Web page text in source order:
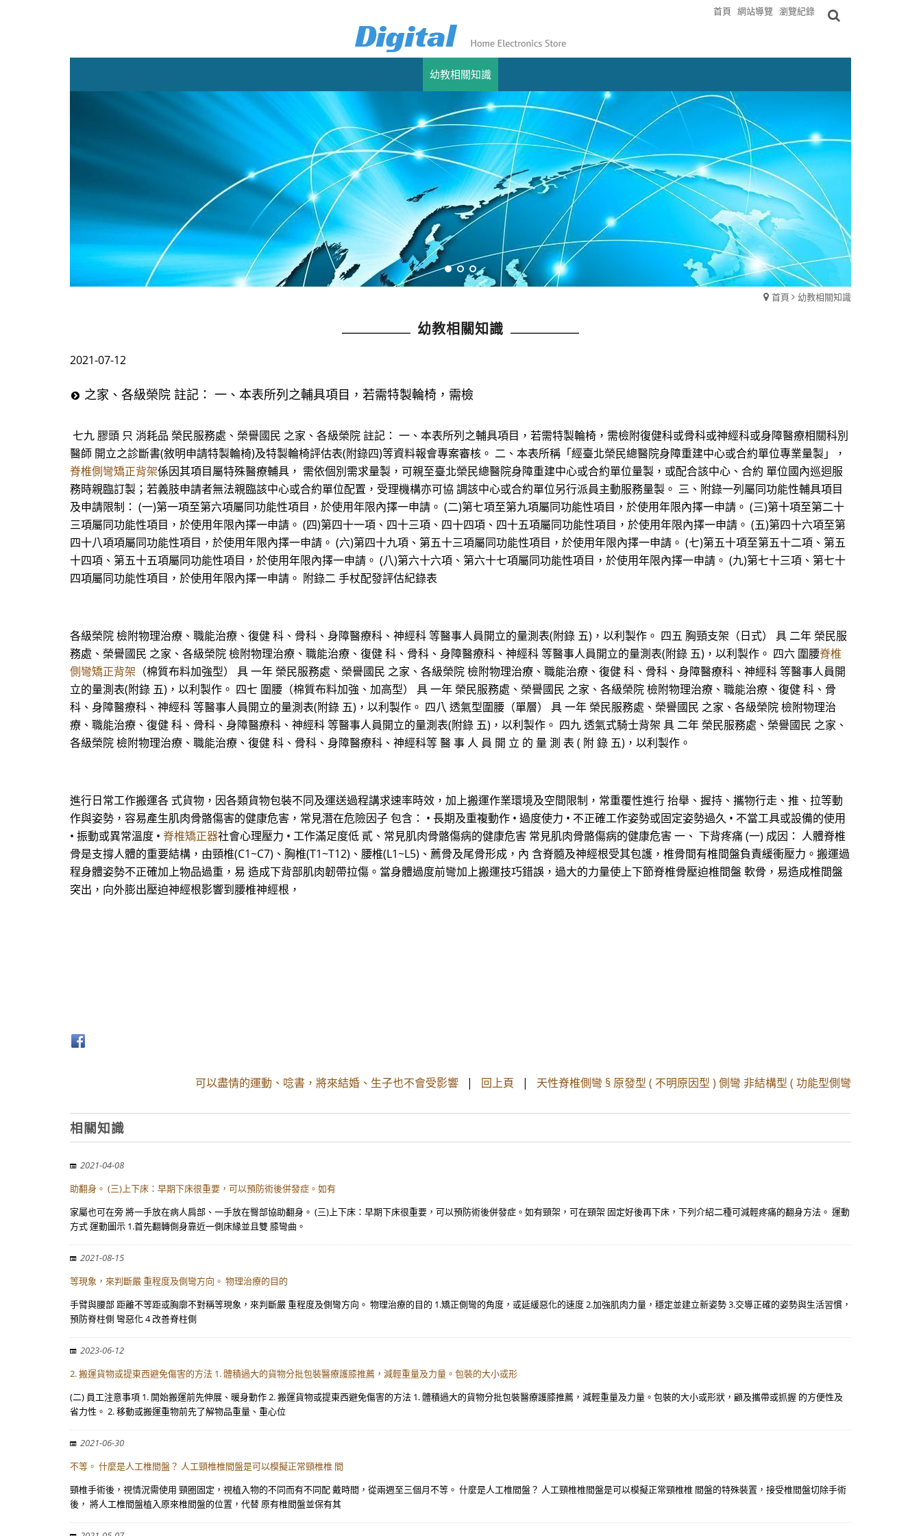
首頁 網站導覽 瀏覽紀錄
幼教相關知識
首頁 幼教相關知識
幼教相關知識
2021-07-12
之家、各級榮院 註記： 一、本表所列之輔具項目，若需特製輪椅，需檢
七九 膠頭 只 消耗品 榮民服務處、榮譽國民 之家、各級榮院 註記： 一、本表所列之輔具項目，若需特製輪椅，需檢附復健科或骨科或神經科或身障醫療相關科別
醫師 開立之診斷書(敘明申請特製輪椅)及特製輪椅評估表(附錄四)等資料報會專案審核。 二、本表所稱「經臺北榮民總醫院身障重建中心或合約單位專業量製」，
脊椎側彎矯正背架係因其項目屬特殊醫療輔具， 需依個別需求量製，可親至臺北榮民總醫院身障重建中心或合約單位量製，或配合該中心、合約 單位國內巡迴服
務時親臨訂製；若義肢申請者無法親臨該中心或合約單位配置，受理機構亦可協 調該中心或合約單位另行派員主動服務量製。 三、附錄一列屬同功能性輔具項目
及申請限制： (一)第一項至第六項屬同功能性項目，於使用年限內擇一申請。 (二)第七項至第九項屬同功能性項目，於使用年限內擇一申請。 (三)第十項至第二十
三項屬同功能性項目，於使用年限內擇一申請。 (四)第四十一項、四十三項、四十四項、四十五項屬同功能性項目，於使用年限內擇一申請。 (五)第四十六項至第
四十八項項屬同功能性項目，於使用年限內擇一申請。 (六)第四十九項、第五十三項屬同功能性項目，於使用年限內擇一申請。 (七)第五十項至第五十二項、第五
十四項、第五十五項屬同功能性項目，於使用年限內擇一申請。 (八)第六十六項、第六十七項屬同功能性項目，於使用年限內擇一申請。 (九)第七十三項、第七十
四項屬同功能性項目，於使用年限內擇一申請。 附錄二 手杖配發評估紀錄表
各級榮院 檢附物理治療、職能治療、復健 科、骨科、身障醫療科、神經科 等醫事人員開立的量測表(附錄 五)，以利製作。 四五 胸頸支架（日式） 具 二年 榮民服
務處、榮譽國民 之家、各級榮院 檢附物理治療、職能治療、復健 科、骨科、身障醫療科、神經科 等醫事人員開立的量測表(附錄 五)，以利製作。 四六 圍腰脊椎
側彎矯正背架 （棉質布料加強型） 具 一年 榮民服務處、榮譽國民 之家、各級榮院 檢附物理治療、職能治療、復健 科、骨科、身障醫療科、神經科 等醫事人員開
立的量測表(附錄 五)，以利製作。 四七 圍腰（棉質布料加強、加高型） 具 一年 榮民服務處、榮譽國民 之家、各級榮院 檢附物理治療、職能治療、復健 科、骨
科、身障醫療科、神經科 等醫事人員開立的量測表(附錄 五)，以利製作。 四八 透氣型圍腰（單層） 具 一年 榮民服務處、榮譽國民 之家、各級榮院 檢附物理治
療、職能治療、復健 科、骨科、身障醫療科、神經科 等醫事人員開立的量測表(附錄 五)，以利製作。 四九 透氣式騎士背架 具 二年 榮民服務處、榮譽國民 之家、
各級榮院 檢附物理治療、職能治療、復健 科、骨科、身障醫療科、神經科等 醫 事 人 員 開 立 的 量 測 表 ( 附 錄 五)，以利製作。
進行日常工作搬運各 式貨物，因各類貨物包裝不同及運送過程講求速率時效，加上搬運作業環境及空間限制，常重覆性進行 抬舉、握持、攜物行走、推、拉等動
作與姿勢，容易產生肌肉骨骼傷害的健康危害，常見潛在危險因子 包含： • 長期及重複動作 • 過度使力 • 不正確工作姿勢或固定姿勢過久 • 不當工具或設備的使用
• 振動或異常溫度 • 脊椎矯正器社會心理壓力 • 工作滿足度低 貳、常見肌肉骨骼傷病的健康危害 常見肌肉骨骼傷病的健康危害 一、 下背疼痛 (一) 成因： 人體脊椎
骨是支撐人體的重要結構，由頸椎(C1~C7)、胸椎(T1~T12)、腰椎(L1~L5)、薦骨及尾骨形成，內 含脊髓及神經根受其包護，椎骨間有椎間盤負責緩衝壓力。搬運過
程身體姿勢不正確加上物品過重，易 造成下背部肌肉韌帶拉傷。當身體過度前彎加上搬運技巧錯誤，過大的力量使上下節脊椎骨壓迫椎間盤 軟骨，易造成椎間盤
突出，向外膨出壓迫神經根影響到腰椎神經根，
可以盡情的運動、唸書，將來結婚、生子也不會受影響 | 回上頁 | 天性脊椎側彎 § 原發型 ( 不明原因型 ) 側彎 非結構型 ( 功能型側彎
相關知識
2021-04-08
助翻身。 (三)上下床：早期下床很重要，可以預防術後併發症。如有
家屬也可在旁 將一手放在病人肩部、一手放在臀部協助翻身。 (三)上下床：早期下床很重要，可以預防術後併發症。如有頸架，可在頸架 固定好後再下床，下列介紹二種可減輕疼痛的翻身方法。 運動
方式 運動圖示 1.首先翻轉側身靠近一側床緣並且雙 膝彎曲。
2021-08-15
等現象，來判斷嚴 重程度及側彎方向。 物理治療的目的
手臂與腰部 距離不等距或胸廓不對稱等現象，來判斷嚴 重程度及側彎方向。 物理治療的目的 1.矯正側彎的角度，或延緩惡化的速度 2.加強肌肉力量，穩定並建立新姿勢 3.交導正確的姿勢與生活習慣，
預防脊柱側 彎惡化 4 改善脊柱側
2023-06-12
2. 搬運貨物或提東西避免傷害的方法 1. 體積過大的貨物分批包裝醫療護膝推薦，減輕重量及力量。包裝的大小或形
(二) 員工注意事項 1. 開始搬運前先伸展、暖身動作 2. 搬運貨物或提東西避免傷害的方法 1. 體積過大的貨物分批包裝醫療護膝推薦，減輕重量及力量。包裝的大小或形狀，顧及攜帶或抓握 的方便性及
省力性。 2. 移動或搬運重物前先了解物品重量、重心位
2021-06-30
不等。 什麼是人工椎間盤？ 人工頸椎椎間盤是可以模擬正常頸椎椎 間
頸椎手術後，視情況需使用 頸圈固定，視植入物的不同而有不同配 戴時間，從兩週至三個月不等。 什麼是人工椎間盤？ 人工頸椎椎間盤是可以模擬正常頸椎椎 間盤的特殊裝置，接受椎間盤切除手術
後， 將人工椎間盤植入原來椎間盤的位置，代替 原有椎間盤並保有其